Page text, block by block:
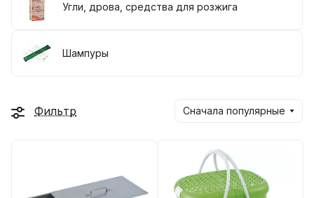
Угли, дрова, средства для розжига
Шампуры
Фильтр Сначала популярные